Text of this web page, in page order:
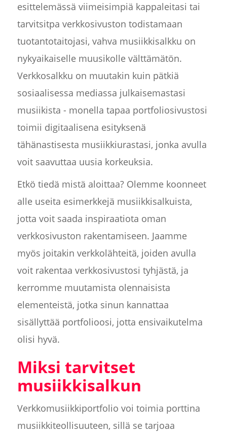
esittelemässä viimeisimpiä kappaleitasi tai
tarvitsitpa verkkosivuston todistamaan
tuotantotaitojasi, vahva musiikkisalkku on
nykyaikaiselle muusikolle välttämätön.
Verkkosalkku on muutakin kuin pätkiä
sosiaalisessa mediassa julkaisemastasi
musiikista - monella tapaa portfoliosivustosi
toimii digitaalisena esityksenä
tähänastisesta musiikkiurastasi, jonka avulla
voit saavuttaa uusia korkeuksia.
Etkö tiedä mistä aloittaa? Olemme koonneet
alle useita esimerkkejä musiikkisalkuista,
jotta voit saada inspiraatiota oman
verkkosivuston rakentamiseen. Jaamme
myös joitakin verkkolähteitä, joiden avulla
voit rakentaa verkkosivustosi tyhjästä, ja
kerromme muutamista olennaisista
elementeistä, jotka sinun kannattaa
sisällyttää portfolioosi, jotta ensivaikutelma
olisi hyvä.
Miksi tarvitset
musiikkisalkun
Verkkomusiikkiportfolio voi toimia porttina
musiikkiteollisuuteen, sillä se tarjoaa